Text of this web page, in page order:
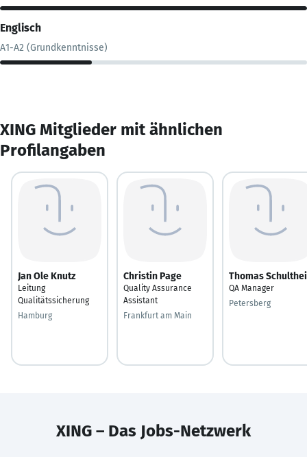
Englisch
A1-A2 (Grundkenntnisse)
XING Mitglieder mit ähnlichen
Profilangaben
Jan Ole Knutz
Leitung
Qualitätssicherung
Hamburg
Christin Page
Quality Assurance
Assistant
Frankfurt am Main
Thomas
QA Manager
Petersberg
XING – Das Jobs-Netzwerk